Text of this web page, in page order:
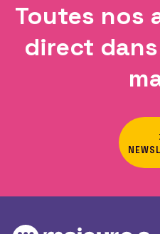
Toutes nos
direct